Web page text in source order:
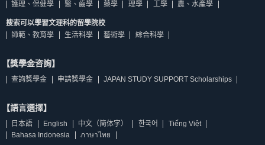
護理、保健學
醫、齒學 藥學 理學 工學 農、水產學
搜索可以學習文理科的留學院校
師範、教育學
生活科學 藝術學 綜合科學
【獎學金咨詢】
查詢獎學金 申請獎學金 JAPAN STUDY SUPPORT Scholarships
【語言選擇】
日本語 English 中文（简体字） 한국어
Tiếng Việt
Bahasa Indonesia
ภาษาไทย